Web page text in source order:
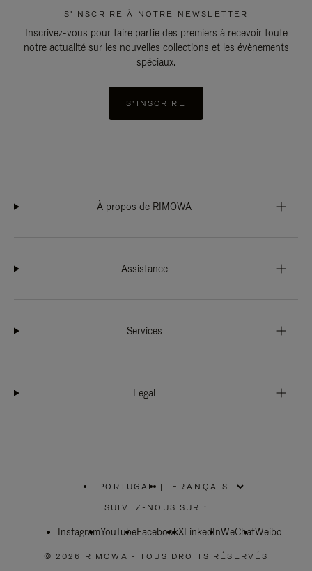
S'INSCRIRE À NOTRE NEWSLETTER
Inscrivez-vous pour faire partie des premiers à recevoir toute
notre actualité sur les nouvelles collections et les évènements
spéciaux.
S'INSCRIRE
À propos de RIMOWA
Assistance
Services
Legal
PORTUGAL
SÉLECTIONNEZ
VOTRE
|
SUIVEZ-NOUS SUR :
InstagramYouTubeFacebookXLinkedInWeChatWeibo
© 2026 RIMOWA - TOUS DROITS RÉSERVÉS